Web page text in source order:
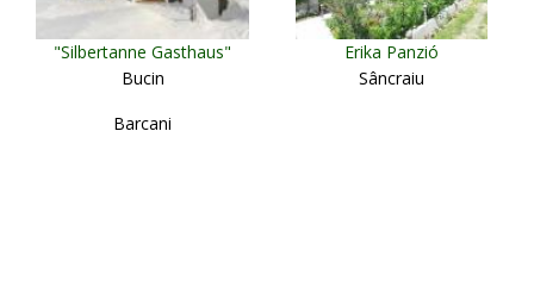
"Silbertanne Gasthaus"
Bucin
Erika Panzió
Sâncraiu
Barcani